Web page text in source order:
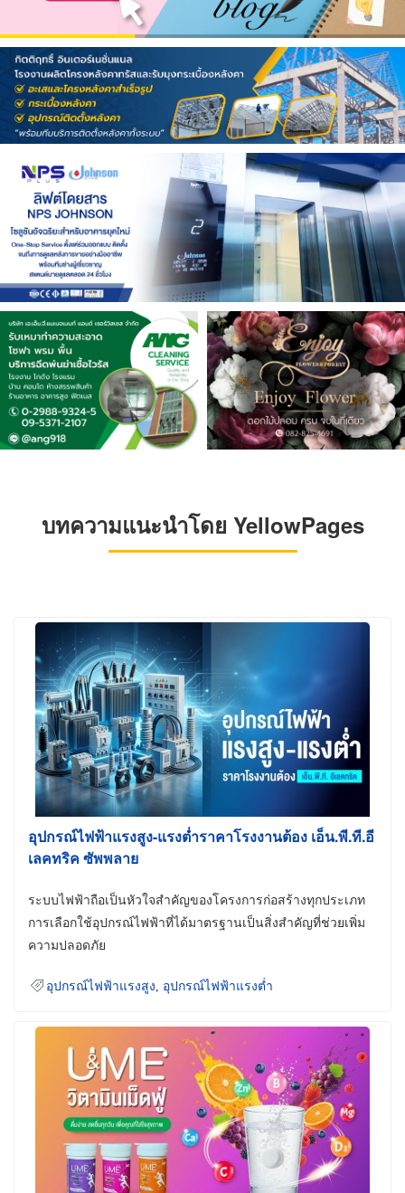
บทความแนะนำโดย YellowPages
อุปกรณ์ไฟฟ้าแรงสูง-แรงต่ำราคาโรงงานต้อง เอ็น.พี.ที.อี
เลคทริค ซัพพลาย
ระบบไฟฟ้าถือเป็นหัวใจสำคัญของโครงการก่อสร้างทุกประเภท
การเลือกใช้อุปกรณ์ไฟฟ้าที่ได้มาตรฐานเป็นสิ่งสำคัญที่ช่วยเพิ่ม
ความปลอดภัย
อุปกรณ์ไฟฟ้าแรงสูง อุปกรณ์ไฟฟ้าแรงต่ำ